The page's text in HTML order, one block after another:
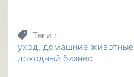
Теги
уход
домашние животные
доходный бизнес